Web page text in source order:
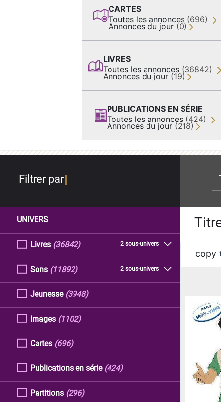
CARTES
Toutes les annonces (696)
Annonces du jour (0)
LIVRES
Toutes les annonces (36842)
Annonces du jour (19)
PUBLICATIONS EN SÉRIE
Toutes les annonces (424)
Annonces du jour (218)
Filtrer par
UNIVERS
Livres 2 sous-univers
(36842)
Sons 2 sous-univers
(11892)
Jeunesse (3948)
Images (1102)
Cartes (696)
Publications en série (424)
Partitions (296)
copy